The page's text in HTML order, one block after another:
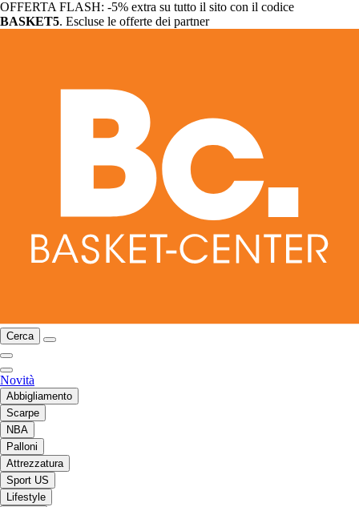
OFFERTA FLASH: -5% extra su tutto il sito con il codice
BASKET5. Escluse le offerte dei partner
Cerca
Novità
Abbigliamento
Scarpe
NBA
Palloni
Attrezzatura
Sport US
Lifestyle